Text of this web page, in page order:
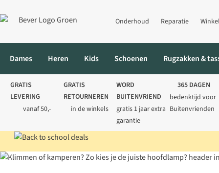
Onderhoud Reparatie
Dames Heren Kids Schoenen Rugzakken &
GRATIS
LEVERING
vanaf 50,-
GRATIS
RETOURNEREN
in de winkels
WORD
BUITENVRIEND
gratis 1 jaar extra
garantie
365 DAGEN
bedenktijd voor
Buitenvrienden